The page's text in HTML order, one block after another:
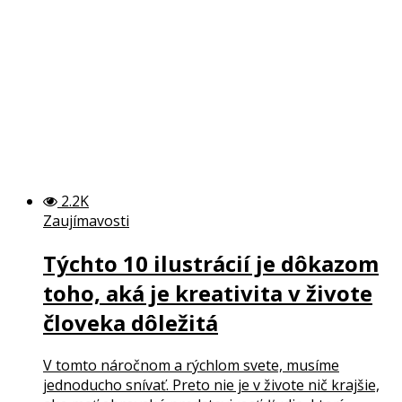
2.2K
Zaujímavosti
Týchto 10 ilustrácií je dôkazom
toho, aká je kreativita v živote
človeka dôležitá
V tomto náročnom a rýchlom svete, musíme
jednoducho snívať. Preto nie je v živote nič krajšie,